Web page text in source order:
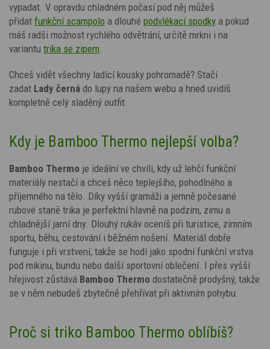
vypadat. V opravdu chladném počasí pod něj můžeš
přidat funkční scampolo a dlouhé podvlékací spodky a pokud
máš radši možnost rychlého odvětrání, určitě mrkni i na
variantu trika se zipem
Chceš vidět všechny ladící kousky pohromadě? Stačí
zadat Lady černá do lupy na našem webu a hned uvidíš
kompletně celý sladěný outfit.
Kdy je Bamboo Thermo nejlepší volba?
Bamboo Thermo je ideální ve chvíli, kdy už lehčí funkční
materiály nestačí a chceš něco teplejšího, pohodlného a
příjemného na tělo. Díky vyšší gramáži a jemně počesané
rubové staně trika je perfektní hlavně na podzim, zimu a
chladnější jarní dny. Dlouhý rukáv oceníš při turistice, zimním
sportu, běhu, cestování i běžném nošení. Materiál dobře
funguje i při vrstvení, takže se hodí jako spodní funkční vrstva
pod mikinu, bundu nebo další sportovní oblečení. I přes vyšší
hřejivost zůstává Bamboo Thermo dostatečně prodyšný, takže
se v něm nebudeš zbytečně přehřívat při aktivním pohybu.
Proč si triko Bamboo Thermo oblíbíš?